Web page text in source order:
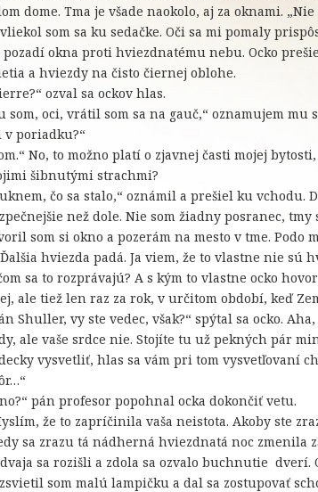
dome. Tma je všade naokolo, aj za oknami.
som sa ku sedačke. Oči sa mi pomaly
pozadí okna proti hviezdnatému nebu. Ocko
a hviezdy na čisto čiernej oblohe.
ozval sa ockov hlas.
som, oci, vrátil som sa na gauč,“ oznamujem mu
v poriadku?“
No, to možno platí o zjavnej časti mojej
šibnutými strachmi?
čo sa stalo,“ oznámil a prešiel ku vchodu.
než dole. Nie som žiadny posranec,
som si okno a pozerám na mesto v tme.
hviezda padá. Ja viem, že to vlastne nie
sa to rozprávajú? A s kým to vlastne ocko
ale tiež len raz za rok, v určitom období, keď
Shuller, vy ste vedec, však?“ spýtal sa ocko.
ale vaše srdce nie. Stojíte tu už pekných pár
vysvetliť, hlas sa vám pri tom vysvetľovaní
pán profesor popohnal ocka dokončiť vetu.
že to zapríčinila vaša neistota. Akoby ste
sa zrazu tá nádherná hviezdnatá noc zmenila
sa rozišli a zdola sa ozvalo buchnutie dverí.
som malú lampičku a dal sa zostupovať